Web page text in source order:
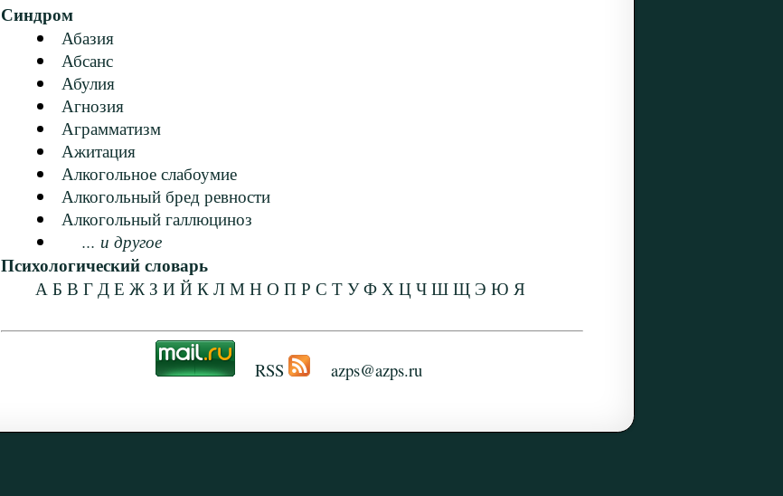
Синдром
Абазия
Абсанс
Абулия
Агнозия
Аграмматизм
Ажитация
Алкогольное слабоумие
Алкогольный бред ревности
Алкогольный галлюциноз
... и другое
Психологический словарь
А Б В Г Д Е Ж З И Й К Л М Н О П Р С Т У Ф Х Ц Ч Ш Щ Э Ю Я
RSS azps@azps.ru